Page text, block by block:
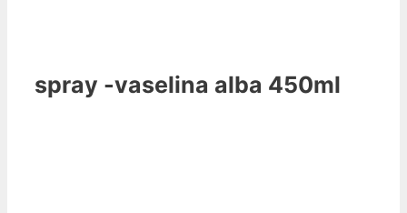
spray -vaselina alba 450ml